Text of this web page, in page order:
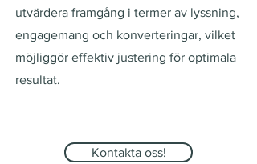
utvärdera framgång i termer av lyssning,
engagemang och konverteringar, vilket
möjliggör effektiv justering för optimala
resultat.
Kontakta oss!